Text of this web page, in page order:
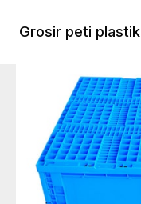
Grosir peti plastik